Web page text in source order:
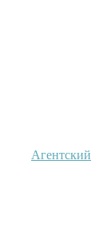
Агентский